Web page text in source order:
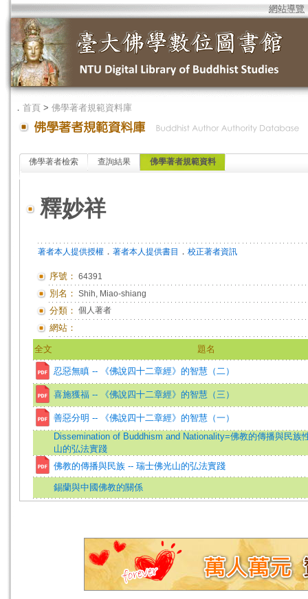
網站導覽
． 首頁 > 佛學著者規範資料庫
佛學著者檢索 查詢結果 佛學著者規範資料
釋妙祥
著者本人提供授權 ． 著者本人提供書目 ． 校正著者資訊
序號： 64391
別名： Shih, Miao-shiang
分類： 個人著者
網站：
全文 題名
忍惡無瞋 -- 《佛說四十二章經》的智慧（二）
喜施獲福 -- 《佛說四十二章經》的智慧（三）
善惡分明 -- 《佛說四十二章經》的智慧（一）
Dissemination of Buddhism and Nationality=佛教的傳播與民族
山的弘法實踐
佛教的傳播與民族 -- 瑞士佛光山的弘法實踐
錫蘭與中國佛教的關係